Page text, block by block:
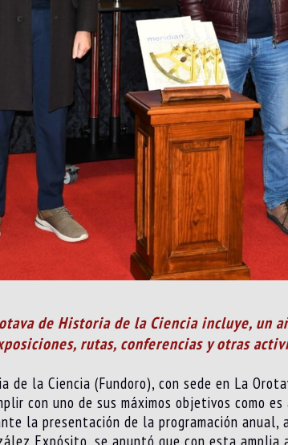
de Historia de la Ciencia incluye, un
rutas, conferencias y otras
de la Ciencia (Fundoro), con sede en La
con uno de sus máximos objetivos como
la presentación de la programación
Expósito, se apuntó que con esta